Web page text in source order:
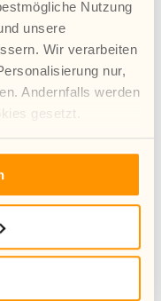
Nutzung
unsere
Wir verarbeiten
nur,
Andernfalls werden
gesetzt.
finden Sie in
aus der
e.V. in
Einen Live-
wir auch